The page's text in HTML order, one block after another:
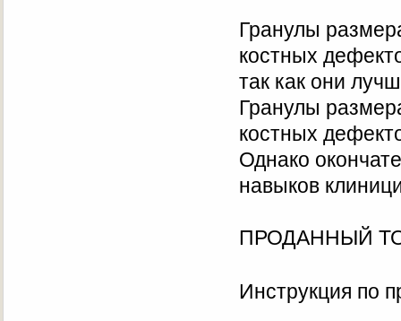
Гранулы
костных
так как они
Гранулы
костных
Однако
навыков
ПРОДАННЫЙ
Инструкция по